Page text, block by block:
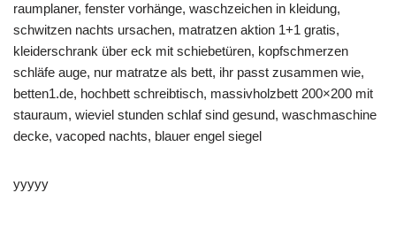
raumplaner, fenster vorhänge, waschzeichen in kleidung,
schwitzen nachts ursachen, matratzen aktion 1+1 gratis,
kleiderschrank über eck mit schiebetüren, kopfschmerzen
schläfe auge, nur matratze als bett, ihr passt zusammen wie,
betten1.de, hochbett schreibtisch, massivholzbett 200×200 mit
stauraum, wieviel stunden schlaf sind gesund, waschmaschine
decke, vacoped nachts, blauer engel siegel
yyyyy